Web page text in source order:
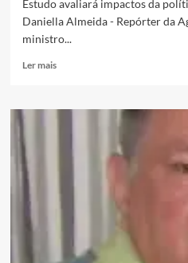
Estudo avaliará impactos da
Daniella Almeida - Repórter da
ministro...
Ler mais